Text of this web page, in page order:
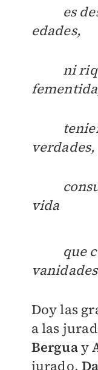
es
edades,
ni
verdades,
vida
que
Doy las
a las
Berguay
jurado,